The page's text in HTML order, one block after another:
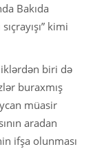
Bakıda
kimi
biri də
buraxmış
müasir
aradan
ifşa olunması